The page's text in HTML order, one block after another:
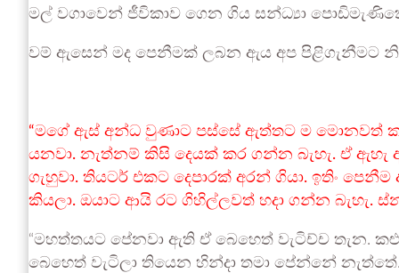
මල් වගාවෙන් ජීවිකාව ගෙන ගිය සන්ධ්‍යා
වම් ඇසෙන් මද පෙනීමක් ලබන ඇය අප පිළිගැනීමට
“මගේ ඇස් අන්ධ වුණාට පස්සේ ඇත්තට ම මොනවත්
යනවා. නැත්නම් කිසි දෙයක් කර ගන්න බැහැ. ඒ ඇහැ
ගැහුවා. තියටර් එකට දෙපාරක් අරන් ගියා. ඉතිං
කියලා. ඔයාට ආයි රට ගිහිල්ලවත් හදා ගන්න බැහැ.
“මහත්තයට පේනවා ඇති ඒ බෙහෙත් වැටිච්ච තැන. කළු
බෙහෙත් වැටිලා තියෙන හින්දා තමා පේන්නේ